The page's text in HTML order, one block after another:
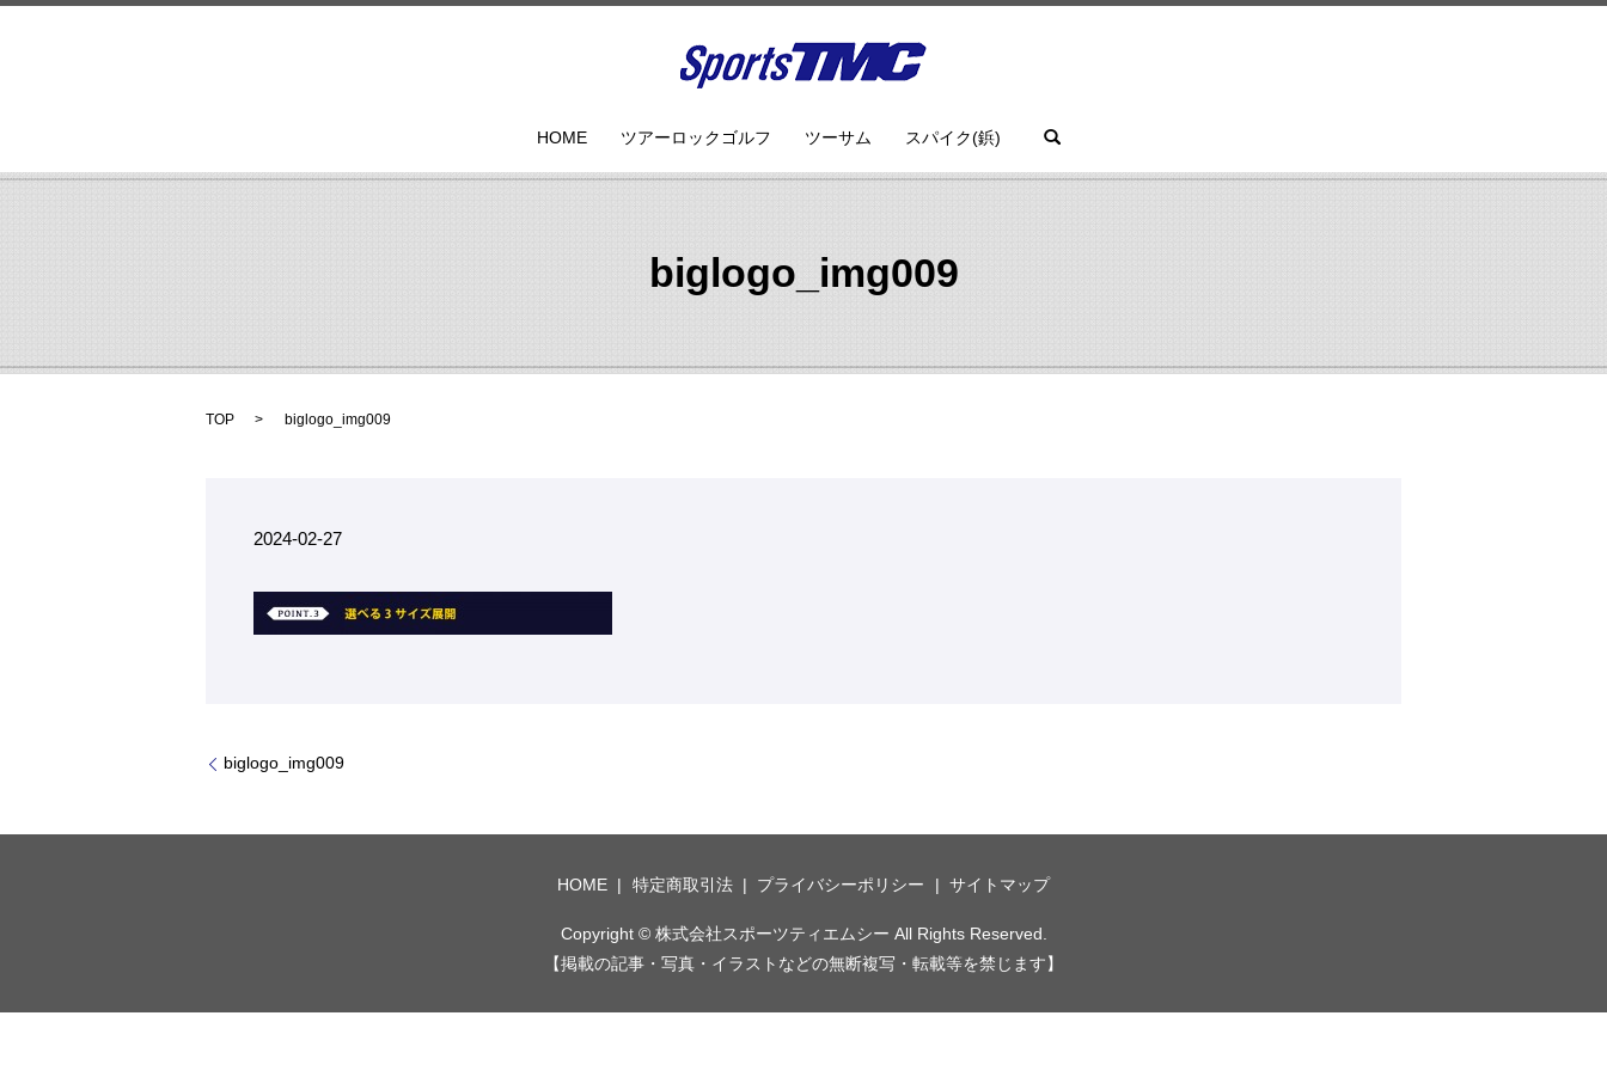
HOME ツアーロックゴルフ ツーサム スパイク(鋲)
biglogo_img009
TOP biglogo_img009
2024-02-27
biglogo_img009
HOME 特定商取引法 プライバシーポリシー サイトマップ
Copyright © 株式会社スポーツティエムシー All Rights Reserved.
【掲載の記事・写真・イラストなどの無断複写・転載等を禁じます】